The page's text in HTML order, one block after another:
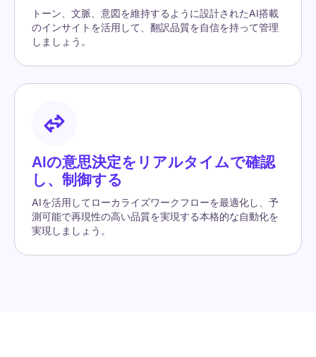
トーン、文脈、意図を維持するように設計されたAI搭載
のインサイトを活用して、翻訳品質を自信を持って管理
しましょう。
AIの意思決定をリアルタイムで確認
し、制御する
AIを活用してローカライズワークフローを最適化し、予
測可能で再現性の高い品質を実現する本格的な自動化を
実現しましょう。